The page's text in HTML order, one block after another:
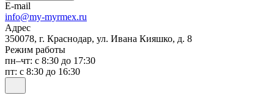
E-mail
info@my-myrmex.ru
Адрес
350078, г. Краснодар, ул. Ивана Кияшко, д. 8
Режим работы
пн–чт: с 8:30 до 17:30
пт: с 8:30 до 16:30